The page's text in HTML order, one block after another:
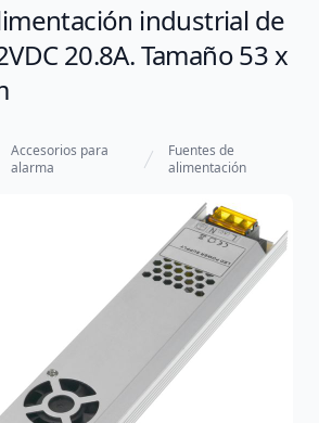
industrial de
20.8A. Tamaño 53 x
Accesorios para
alarma
Fuentes de
alimentación